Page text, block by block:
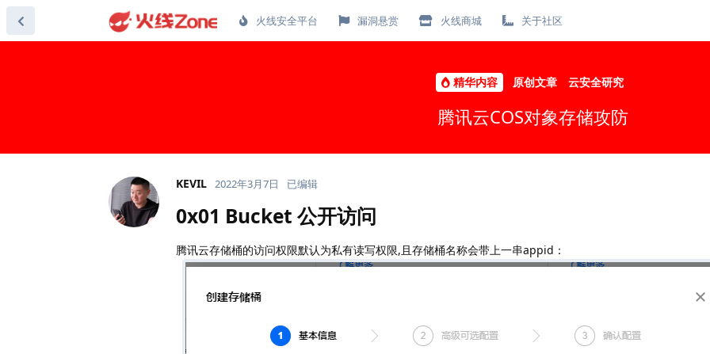
火线安全平台 漏洞悬赏 火线商城 关于社区
精华内容 原创文章 云安全研究
腾讯云COS对象存储攻防
KEVIL 2022年3月7日 已编辑
0x01 Bucket 公开访问
腾讯云存储桶的访问权限默认为私有读写权限,且存储桶名称会带上一串appid：